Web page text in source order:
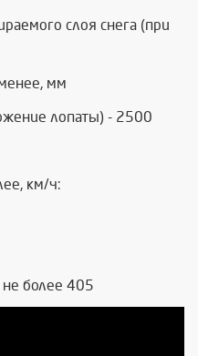
слоя снега (при
мм
лопаты) - 2500
км/ч:
не более 405